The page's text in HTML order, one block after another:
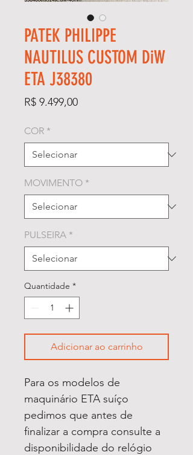
PATEK PHILIPPE
NAUTILUS CUSTOM DiW
ETA J38380
R$ 9.499,00Preço
COR *
MOVIMENTO *
PULSEIRA *
Quantidade *
Adicionar ao carrinho
Para os modelos de
maquinário ETA suíço
pedimos que antes de
finalizar a compra consulte a
disponibilidade do relógio